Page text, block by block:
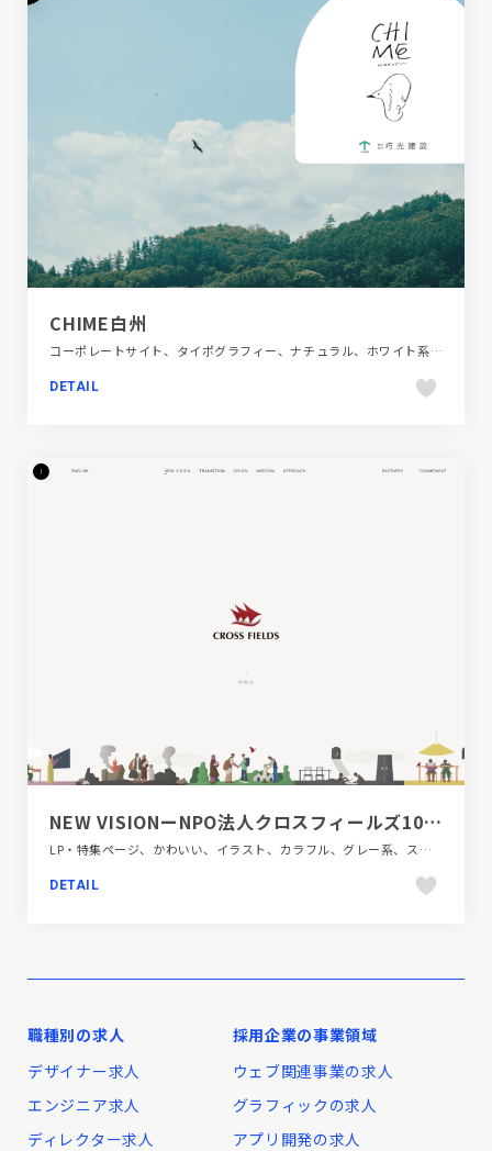
CHIME白州
コーポレートサイト、タイポグラフィー、ナチュラル、ホワイト系、大きめ写真、建設・住宅・不動産
DETAIL
NEW VISIONーNPO法人クロスフィールズ10周年特設サイト
LP・特集ページ、かわいい、イラスト、カラフル、グレー系、スクロールエフェクト、ダイナミック、ブランド・サービスサイト、ベージュ・ゴールド系、ホワイト系、ポップ、モーション多め、地域・団体・活動
DETAIL
職種別の求人
デザイナー求人
エンジニア求人
ディレクター求人
採用企業の事業領域
ウェブ関連事業の求人
グラフィックの求人
アプリ開発の求人